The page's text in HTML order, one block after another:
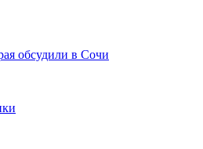
обсудили в Сочи